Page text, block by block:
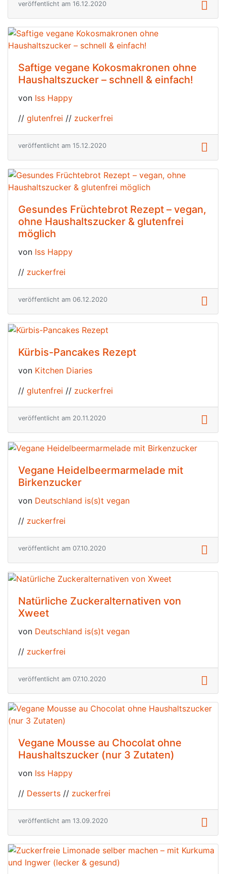
veröffentlicht am 16.12.2020
Saftige vegane Kokosmakronen ohne
Haushaltszucker – schnell & einfach!
von Iss Happy
// glutenfrei // zuckerfrei
veröffentlicht am 15.12.2020
Gesundes Früchtebrot Rezept – vegan,
ohne Haushaltszucker & glutenfrei
möglich
von Iss Happy
// zuckerfrei
veröffentlicht am 06.12.2020
Kürbis-Pancakes Rezept
von Kitchen Diaries
// glutenfrei // zuckerfrei
veröffentlicht am 20.11.2020
Vegane Heidelbeermarmelade mit
Birkenzucker
von Deutschland is(s)t vegan
// zuckerfrei
veröffentlicht am 07.10.2020
Natürliche Zuckeralternativen von
Xweet
von Deutschland is(s)t vegan
// zuckerfrei
veröffentlicht am 07.10.2020
Vegane Mousse au Chocolat ohne
Haushaltszucker (nur 3 Zutaten)
von Iss Happy
// Desserts // zuckerfrei
veröffentlicht am 13.09.2020